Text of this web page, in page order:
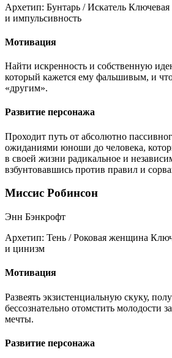
Архетип: Бунтарь / Искатель Ключевая
и импульсивность
Мотивация
Найти искренность и собственную
который кажется ему фальшивым, и
«другим».
Развитие персонажа
Проходит путь от абсолютно
ожиданиями юноши до человека,
в своей жизни радикальное и
взбунтовавшись против правил и
Миссис Робинсон
Энн Бэнкрофт
Архетип: Тень / Роковая женщина
и цинизм
Мотивация
Развеять экзистенциальную скуку,
бессознательно отомстить молодости
мечты.
Развитие персонажа